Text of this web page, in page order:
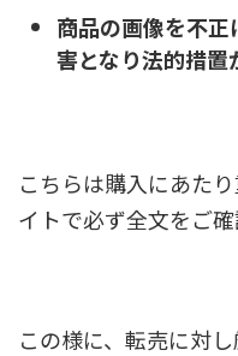
商品の画像を不
害となり法的措置
こちらは購入にあた
イトで必ず全文をご確
この様に、転売に対